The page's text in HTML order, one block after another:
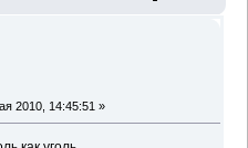
2010, 14:45:51 »